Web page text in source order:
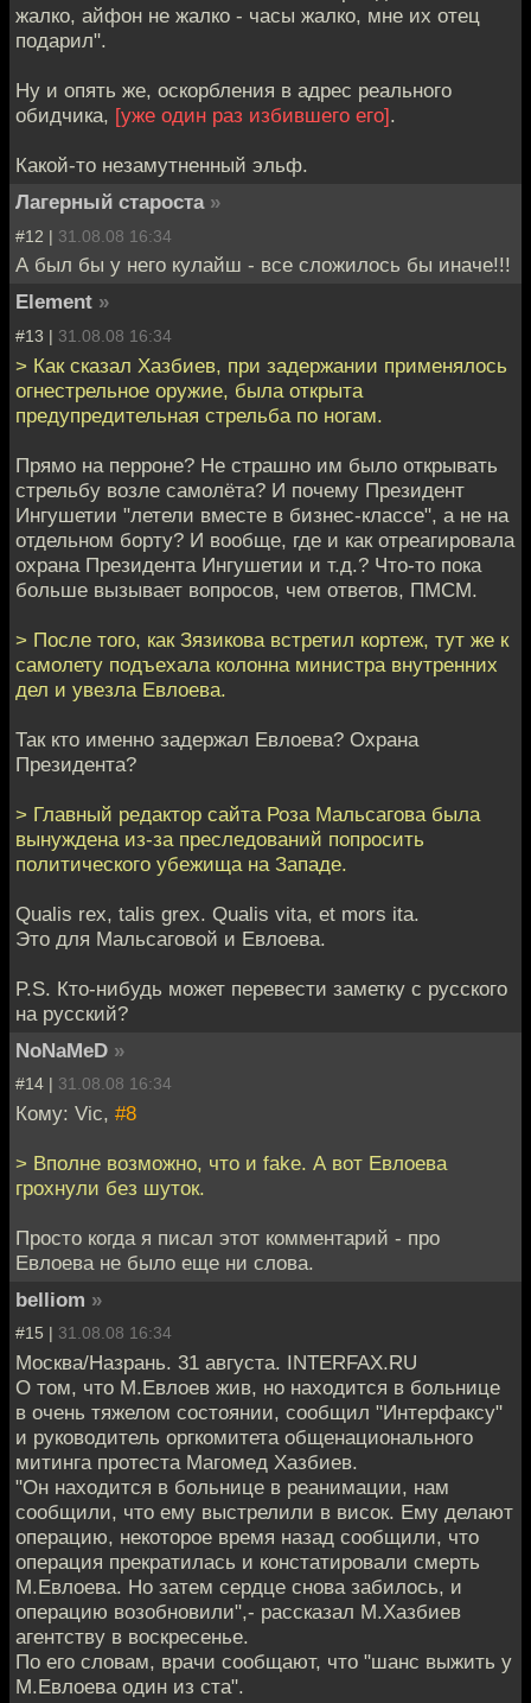
жалко, айфон не жалко - часы жалко, мне их отец
подарил".
Ну и опять же, оскорбления в адрес реального
обидчика, [уже один раз избившего его].
Какой-то незамутненный эльф.
Лагерный староста »
#12 | 31.08.08 16:34
А был бы у него кулайш - все сложилось бы иначе!!!
Element »
#13 | 31.08.08 16:34
> Как сказал Хазбиев, при задержании применялось
огнестрельное оружие, была открыта
предупредительная стрельба по ногам.
Прямо на перроне? Не страшно им было открывать
стрельбу возле самолёта? И почему Президент
Ингушетии "летели вместе в бизнес-классе", а не на
отдельном борту? И вообще, где и как отреагировала
охрана Президента Ингушетии и т.д.? Что-то пока
больше вызывает вопросов, чем ответов, ПМСМ.
> После того, как Зязикова встретил кортеж, тут же к
самолету подъехала колонна министра внутренних
дел и увезла Евлоева.
Так кто именно задержал Евлоева? Охрана
Президента?
> Главный редактор сайта Роза Мальсагова была
вынуждена из-за преследований попросить
политического убежища на Западе.
Qualis rex, talis grex. Qualis vita, et mors ita.
Это для Мальсаговой и Евлоева.
P.S. Кто-нибудь может перевести заметку с русского
на русский?
NoNaMeD »
#14 | 31.08.08 16:34
Кому: Vic, #8
> Вполне возможно, что и fake. А вот Евлоева
грохнули без шуток.
Просто когда я писал этот комментарий - про
Евлоева не было еще ни слова.
belliom »
#15 | 31.08.08 16:34
Москва/Назрань. 31 августа. INTERFAX.RU
О том, что М.Евлоев жив, но находится в больнице
в очень тяжелом состоянии, сообщил "Интерфаксу"
и руководитель оргкомитета общенационального
митинга протеста Магомед Хазбиев.
"Он находится в больнице в реанимации, нам
сообщили, что ему выстрелили в висок. Ему делают
операцию, некоторое время назад сообщили, что
операция прекратилась и констатировали смерть
М.Евлоева. Но затем сердце снова забилось, и
операцию возобновили",- рассказал М.Хазбиев
агентству в воскресенье.
По его словам, врачи сообщают, что "шанс выжить у
М.Евлоева один из ста".